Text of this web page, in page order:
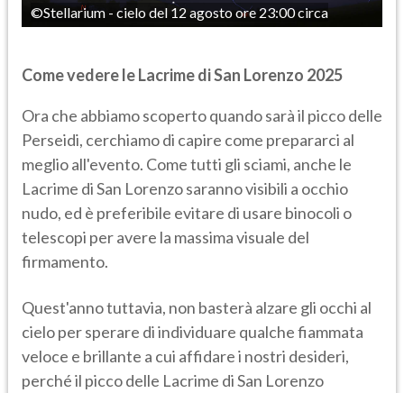
©Stellarium - cielo del 12 agosto ore 23:00 circa
Come vedere le Lacrime di San Lorenzo 2025
Ora che abbiamo scoperto quando sarà il picco delle
Perseidi, cerchiamo di capire come prepararci al
meglio all'evento. Come tutti gli sciami, anche le
Lacrime di San Lorenzo saranno visibili a occhio
nudo, ed è preferibile evitare di usare binocoli o
telescopi per avere la massima visuale del
firmamento.
Quest'anno tuttavia, non basterà alzare gli occhi al
cielo per sperare di individuare qualche fiammata
veloce e brillante a cui affidare i nostri desideri,
perché il picco delle Lacrime di San Lorenzo